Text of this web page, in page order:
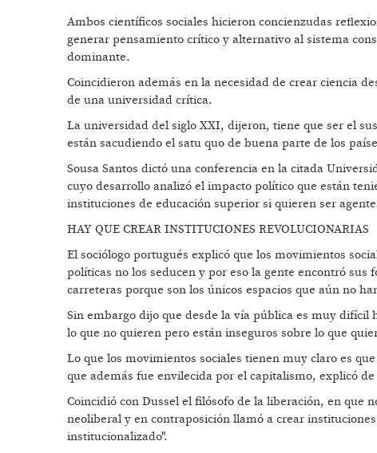
Ambos científicos sociales hicieron concienzudas
generar pensamiento crítico y alternativo al sistema
dominante.
Coincidieron además en la necesidad de crear ciencia
de una universidad crítica.
La universidad del siglo XXI, dijeron, tiene que ser el
están sacudiendo el satu quo de buena parte de los
Sousa Santos dictó una conferencia en la citada
cuyo desarrollo analizó el impacto político que están
instituciones de educación superior si quieren ser
HAY QUE CREAR INSTITUCIONES REVOLUCIONARIAS
El sociólogo portugués explicó que los movimientos
políticas no los seducen y por eso la gente encontró
carreteras porque son los únicos espacios que aún no
Sin embargo dijo que desde la vía pública es muy
lo que no quieren pero están inseguros sobre lo que
Lo que los movimientos sociales tienen muy claro es
que además fue envilecida por el capitalismo, explicó de
Coincidió con Dussel el filósofo de la liberación, en que
neoliberal y en contraposición llamó a crear
institucionalizado".